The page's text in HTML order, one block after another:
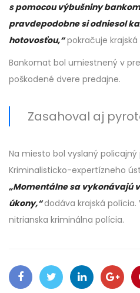
s pomocou výbušniny
pravdepodobne si odniesol
hotovosťou,“pokračuje krajská
Bankomat bol umiestnený v
poškodené dvere predajne.
Zasahoval aj
Na miesto bol vyslaný
Kriminalisticko-expertízneho
„Momentálne sa vykonávajú
úkony,“dodáva krajská
nitrianska kriminálna polícia.